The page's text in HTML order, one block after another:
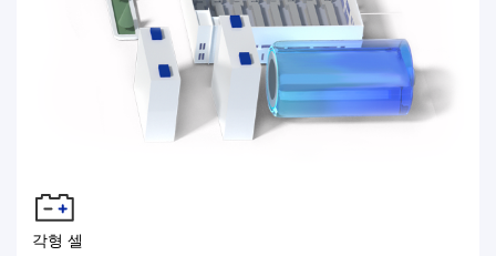
각형 셀